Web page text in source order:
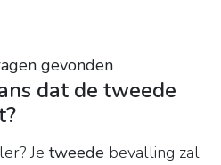
gevonden
dat de tweede
Je tweede bevalling zal